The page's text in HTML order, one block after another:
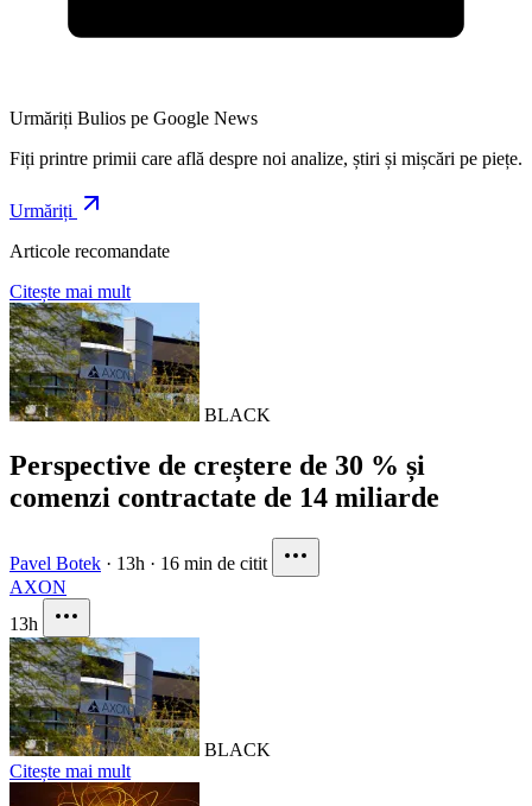
Urmăriți Bulios pe Google News
Fiți printre primii care află despre noi analize, știri și mișcări pe piețe.
Urmăriți
Articole recomandate
Citește mai mult
BLACK
Perspective de creștere de 30 % și
comenzi contractate de 14 miliarde
Pavel Botek · 13h · 16 min de citit
AXON
13h
BLACK
Citește mai mult